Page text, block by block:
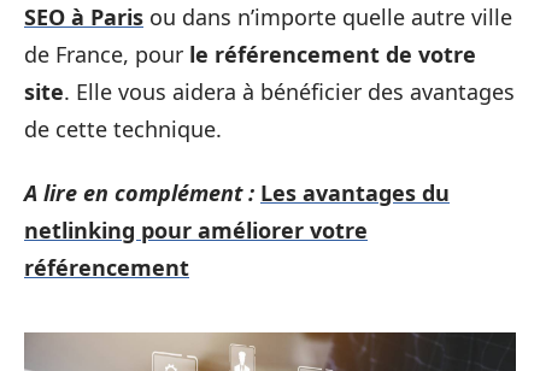
SEO à Paris ou dans n’importe quelle autre ville
de France, pour le référencement de votre
site. Elle vous aidera à bénéficier des avantages
de cette technique.
A lire en complément : Les avantages du
netlinking pour améliorer votre
référencement